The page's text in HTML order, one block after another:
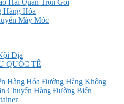
Hải Quan Trọn Gói
Hàng Hóa
Máy Móc
Địa
QUỐC TẾ
Hàng Hóa Đường Hàng Không
Chuyển Hàng Đường Biển